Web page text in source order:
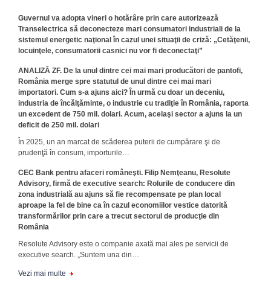
Guvernul va adopta vineri o hotărâre prin care autorizează
Transelectrica să deconecteze mari consumatori industriali de la
sistemul energetic naţional în cazul unei situaţii de criză: „Cetăţenii,
locuinţele, consumatorii casnici nu vor fi deconectaţi”
ANALIZĂ ZF. De la unul dintre cei mai mari producători de pantofi,
România merge spre statutul de unul dintre cei mai mari
importatori. Cum s-a ajuns aici? În urmă cu doar un deceniu,
industria de încălţăminte, o industrie cu tradiţie în România, raporta
un excedent de 750 mil. dolari. Acum, acelaşi sector a ajuns la un
deficit de 250 mil. dolari
În 2025, un an marcat de scăderea puterii de cumpărare şi de
prudenţă în consum, importurile…
CEC Bank pentru afaceri româneşti. Filip Nemţeanu, Resolute
Advisory, firmă de executive search: Rolurile de conducere din
zona industrială au ajuns să fie recompensate pe plan local
aproape la fel de bine ca în cazul economiilor vestice datorită
transformărilor prin care a trecut sectorul de producţie din
România
Resolute Advisory este o com­panie axată mai ales pe servicii de
executive search. „Suntem una din…
Vezi mai multe